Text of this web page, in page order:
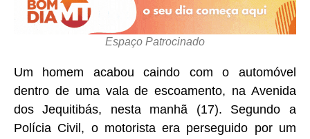
Espaço Patrocinado
Um homem acabou caindo com o automóvel
dentro de uma vala de escoamento, na Avenida
dos Jequitibás, nesta manhã (17). Segundo a
Polícia Civil, o motorista era perseguido por um